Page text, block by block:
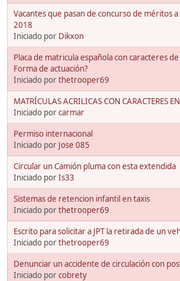
Vacantes que pasan de concurso de méritos
2018
Iniciado por Dikxon
Placa de matricula española con caracteres
Forma de actuación?
Iniciado porthetrooper69
MATRÍCULAS ACRILICAS CON CARACTERES
Iniciado porcarmar
Permiso internacional
Iniciado por Jose 085
Circular un Camión pluma con esta extendida
Iniciado porIs33
Sistemas de retencion infantil en taxis
Iniciado porthetrooper69
Escrito para solicitar a JPT la retirada de un
Iniciado porthetrooper69
Denunciar un accidente de circulación con
Iniciado porcobrety